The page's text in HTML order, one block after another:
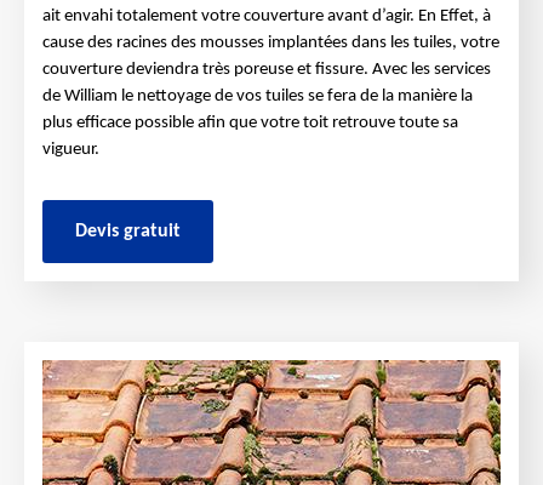
ait envahi totalement votre couverture avant d’agir. En Effet, à
cause des racines des mousses implantées dans les tuiles, votre
couverture deviendra très poreuse et fissure. Avec les services
de William le nettoyage de vos tuiles se fera de la manière la
plus efficace possible afin que votre toit retrouve toute sa
vigueur.
Devis gratuit